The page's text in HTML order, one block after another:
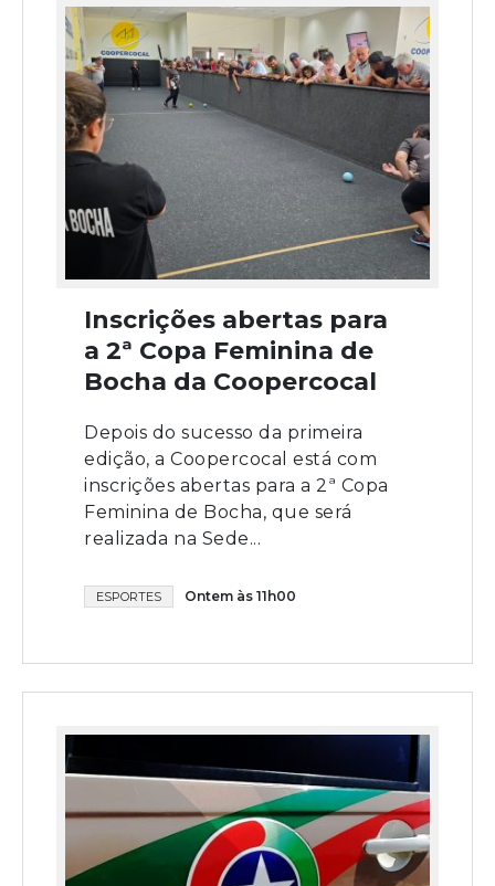
Inscrições abertas para
a 2ª Copa Feminina de
Bocha da Coopercocal
Depois do sucesso da primeira
edição, a Coopercocal está com
inscrições abertas para a 2ª Copa
Feminina de Bocha, que será
realizada na Sede...
ESPORTES Ontem às 11h00